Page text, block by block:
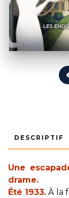
DESCRIPTIF
Une
drame.
Été 1933. À la